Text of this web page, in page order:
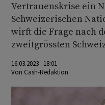
Vertrauenskrise ein
Schweizerischen
wirft die Frage nach
zweitgrössten
16.03.2023 18:01
Von Cash-Redaktion